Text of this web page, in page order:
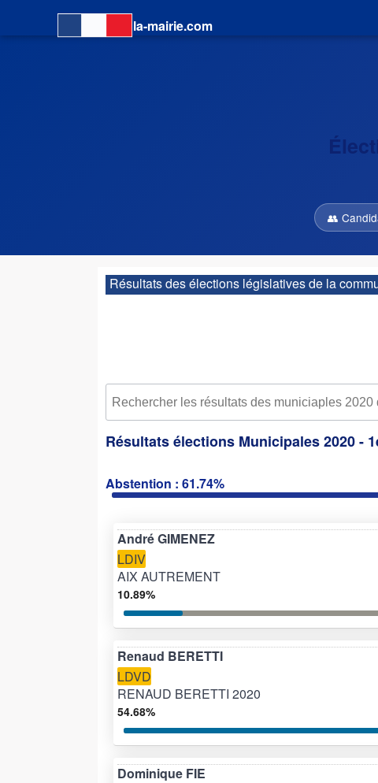
la-mairie.com
👥
Résultats des élections législatives de la
Résultats élections Municipales 2020 -
Abstention : 61.74%
André GIMENEZ
LDIV
AIX AUTREMENT
10.89%
Renaud BERETTI
LDVD
RENAUD BERETTI 2020
54.68%
Dominique FIE